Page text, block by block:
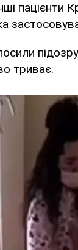
пацієнти
триває.